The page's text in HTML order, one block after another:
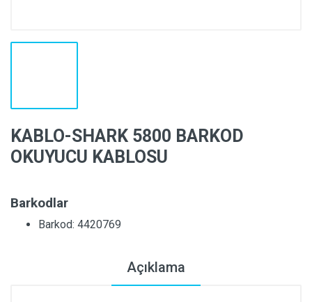
KABLO-SHARK 5800 BARKOD
OKUYUCU KABLOSU
Barkodlar
Barkod: 4420769
Açıklama